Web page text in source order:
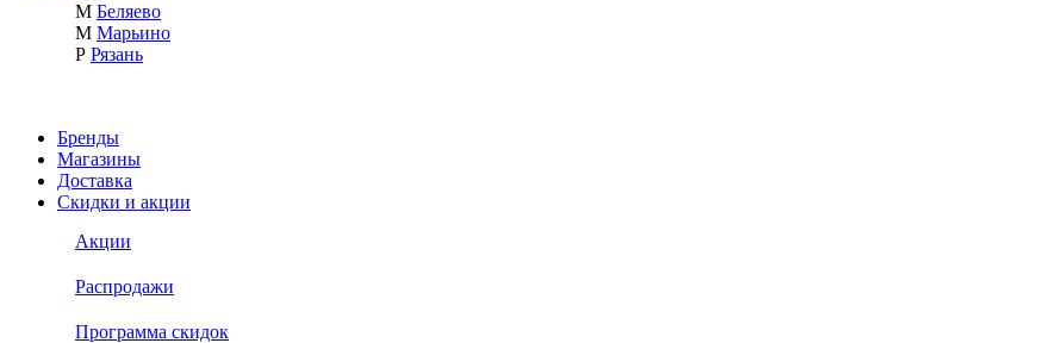
М Беляево
М Марьино
Р Рязань
Бренды
Магазины
Доставка
Скидки и акции
Акции
Распродажи
Программа скидок